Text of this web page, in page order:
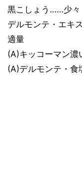
黒こしょう……少々
デルモンテ・エキ
適量
(A)キッコーマン
(A)デルモンテ・